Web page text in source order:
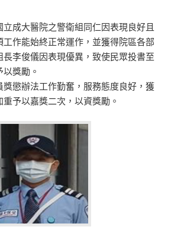
成大醫院之警衛組同仁因表現良好且
作能始終正常運作，並獲得院區各部
長李俊儀因表現優異，致使民眾投書至
獎勵。
獎懲辦法工作勤奮，服務態度良好，獲
予以嘉獎二次，以資獎勵。